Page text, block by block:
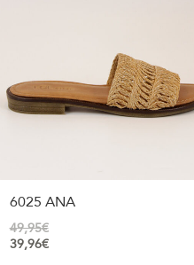
6025 ANA
49,95€
39,96€